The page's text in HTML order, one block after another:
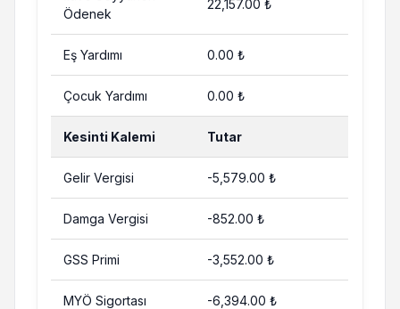
Ödenek
22,157.00 ₺
Eş Yardımı 0.00 ₺
Çocuk Yardımı 0.00 ₺
Kesinti Kalemi Tutar
Gelir Vergisi -5,579.00 ₺
Damga Vergisi -852.00 ₺
GSS Primi -3,552.00 ₺
MYÖ Sigortası -6,394.00 ₺